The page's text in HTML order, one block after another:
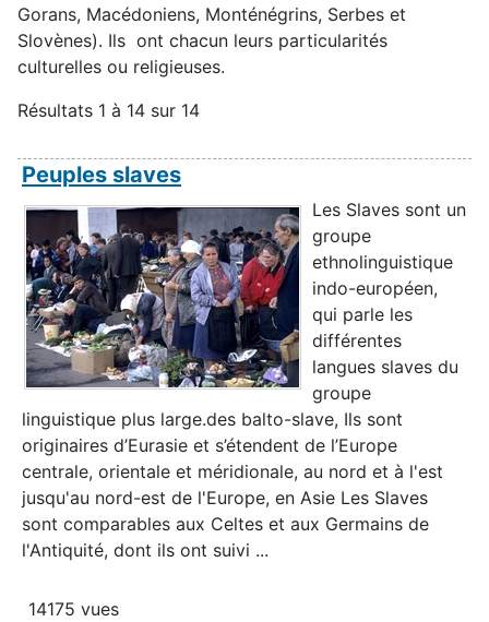
Gorans, Macédoniens, Monténégrins, Serbes et
Slovènes). Ils ont chacun leurs particularités
culturelles ou religieuses.
Résultats 1 à 14 sur 14
Peuples slaves
Les Slaves sont un
groupe
ethnolinguistique
indo-européen,
qui parle les
différentes
langues slaves du
groupe
linguistique plus large.des balto-slave, Ils sont
originaires d’Eurasie et s’étendent de l’Europe
centrale, orientale et méridionale, au nord et à l'est
jusqu'au nord-est de l'Europe, en Asie Les Slaves
sont comparables aux Celtes et aux Germains de
l'Antiquité, dont ils ont suivi ...
14175 vues